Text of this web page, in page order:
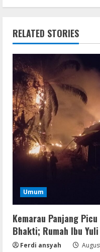
RELATED STORIES
Umum
Kemarau Panjang
Bhakti; Rumah Ibu
Ferdi ansyah